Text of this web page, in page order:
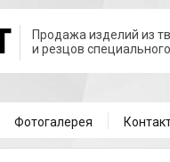
Продажа изделий из
и резцов
Фотогалерея